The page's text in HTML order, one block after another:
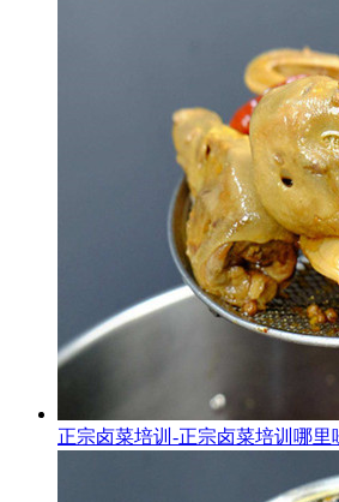
正宗卤菜培训-正宗卤菜培训哪里